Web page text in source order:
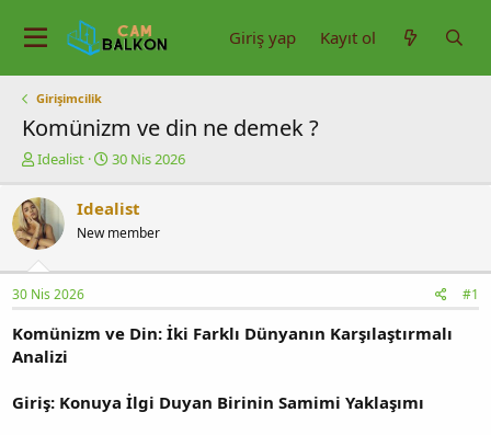
Giriş yap Kayıt ol
Girişimcilik
Komünizm ve din ne demek ?
K
n
u
y
u
b
a
l
a
a
n
Idealist
B
l
a
g
t
h
30 Nis 2026
Idealist
New member
30 Nis 2026 #1
Komünizm ve Din: İki Farklı Dünyanın Karşılaştırmalı
Analizi
Giriş: Konuya İlgi Duyan Birinin Samimi Yaklaşımı